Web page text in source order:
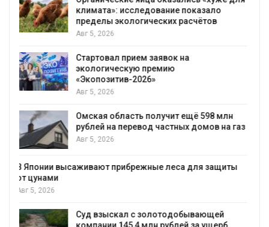
В Пермском крае осудили фигурантов
дела о хищении средств на утилизации
строительных отходов
В Мурманске начали испытывать
подземную систему сбора отходов
Авг 5, 2026
В Татарстане продолжают отслеживать
перемещения выпущенных соколов-
балобанов
Минприроды утвердило единую систему